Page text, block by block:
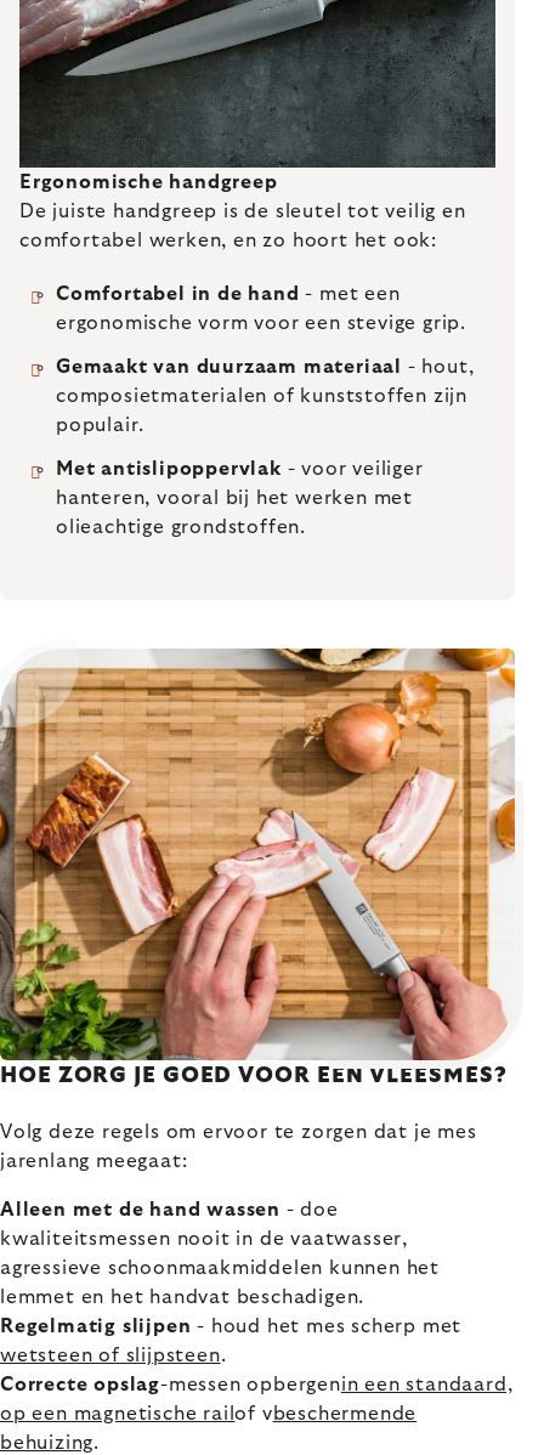
Ergonomische handgreep
De juiste handgreep is de sleutel tot veilig en
comfortabel werken, en zo hoort het ook:
Comfortabel in de hand - met een
ergonomische vorm voor een stevige grip.
Gemaakt van duurzaam materiaal
- hout,
composietmaterialen of kunststoffen zijn
populair.
Met antislipoppervlak - voor veiliger
hanteren, vooral bij het werken met
olieachtige grondstoffen.
HOE ZORG JE GOED VOOR EEN VLEESMES?
Volg deze regels om ervoor te zorgen dat je mes
jarenlang meegaat:
Alleen met de hand wassen - doe
kwaliteitsmessen nooit in de vaatwasser,
agressieve schoonmaakmiddelen kunnen het
lemmet en het handvat beschadigen.
Regelmatig slijpen - houd het mes scherp met
wetsteen of slijpsteen.
Correcte opslag-messen opbergenin een standaard,
op een magnetische railof vbeschermende
behuizing.